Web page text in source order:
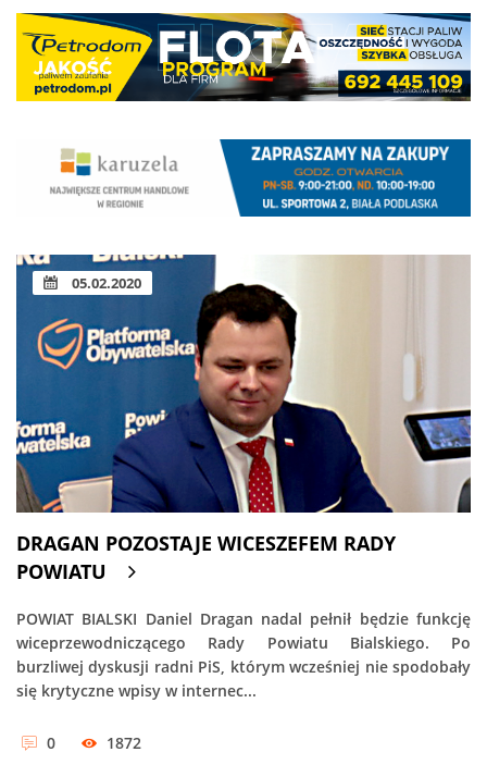
05.02.2020
DRAGAN POZOSTAJE WICESZEFEM RADY
POWIATU
POWIAT BIALSKI Daniel Dragan nadal pełnił będzie funkcję
wiceprzewodniczącego Rady Powiatu Bialskiego. Po
burzliwej dyskusji radni PiS, którym wcześniej nie spodobały
się krytyczne wpisy w internec...
0 1872